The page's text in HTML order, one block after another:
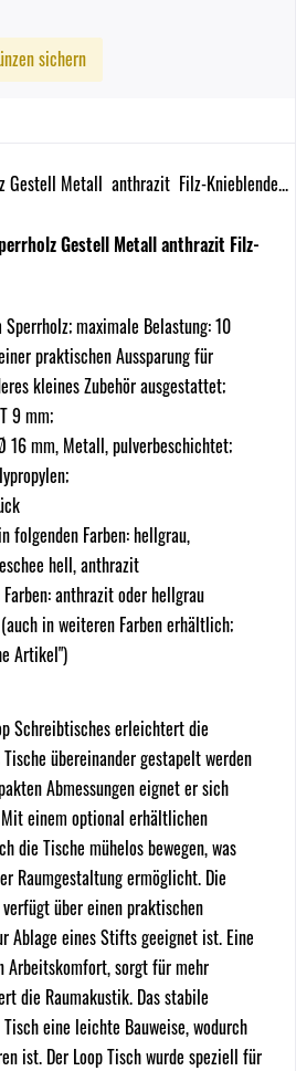
sichern
Gestell Metall anthrazit Filz-Knieblende...
Gestell Metallanthrazit Filz-
maximale Belastung: 10
praktischen Aussparung für
kleines Zubehör ausgestattet;
9 mm;
16 mm, Metall, pulverbeschichtet;
folgenden Farben: hellgrau,
hell, anthrazit
anthrazit oder hellgrau
in weiteren Farben erhältlich;
Artikel")
Schreibtisches erleichtert die
übereinander gestapelt werden
Abmessungen eignet er sich
einem optional erhältlichen
die Tische mühelos bewegen, was
Raumgestaltung ermöglicht. Die
über einen praktischen
Ablage eines Stifts geeignet ist. Eine
Arbeitskomfort, sorgt für mehr
die Raumakustik. Das stabile
eine leichte Bauweise, wodurch
ist. Der Loop Tisch wurde speziell für